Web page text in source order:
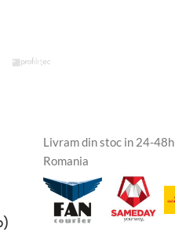
Livram din stoc in 24-
Romania